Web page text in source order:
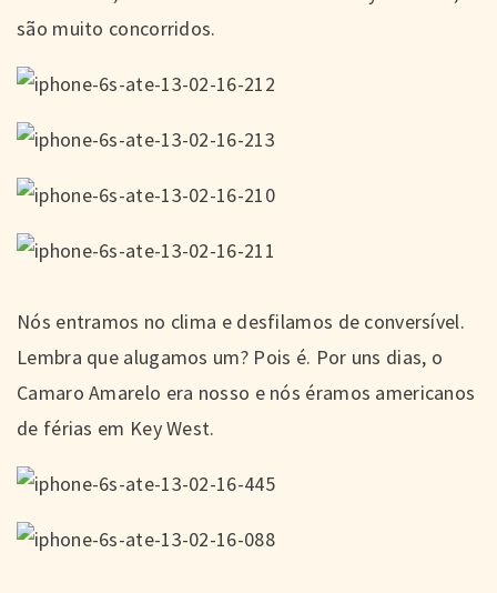
são muito concorridos.
Nós entramos no clima e desfilamos de conversível.
Lembra que alugamos um? Pois é. Por uns dias, o
Camaro Amarelo era nosso e nós éramos americanos
de férias em Key West.